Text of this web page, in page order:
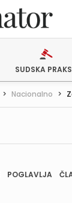
SUDSKA
> Nacionalno >
POGLAVLJA